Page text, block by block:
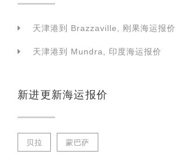
天津港到 Brazzaville, 刚果海运报价
天津港到 Mundra, 印度海运报价
新进更新海运报价
贝拉 蒙巴萨